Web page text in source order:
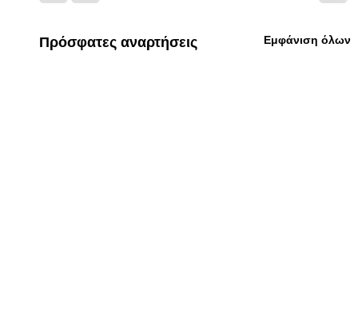
Πρόσφατες αναρτήσεις Εμφάνιση όλων